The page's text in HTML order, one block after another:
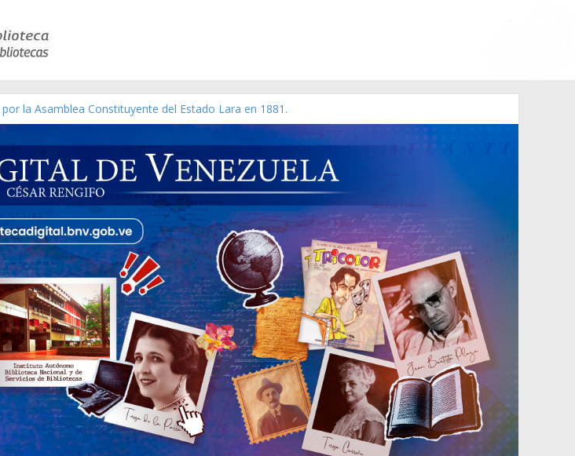
la Asamblea Constituyente del Estado Lara en 1881.
año CXXXIII Mes V, Caracas 09 de marzo de 2006 N° 38.394